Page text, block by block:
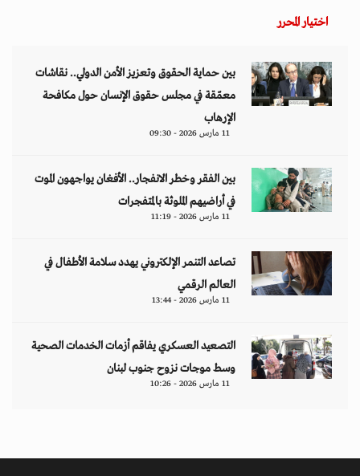
اختيار المحرر
بين حماية الحقوق وتعزيز الأمن الدولي.. نقاشات
معمّقة في مجلس حقوق الإنسان حول مكافحة
الإرهاب
11 مارس 2026 - 09:30
بين الفقر وخطر الانفجار.. الأفغان يواجهون الموت
في أراضيهم الملوثة بالمتفجرات
11 مارس 2026 - 11:19
تصاعد التنمر الإلكتروني يهدد سلامة الأطفال في
العالم الرقمي
11 مارس 2026 - 13:44
التصعيد العسكري يفاقم أزمات الخدمات الصحية
وسط موجات نزوح جنوب لبنان
11 مارس 2026 - 10:26